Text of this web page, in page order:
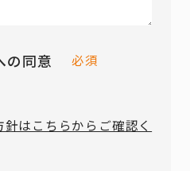
の同意 必須
はこちらからご確認く